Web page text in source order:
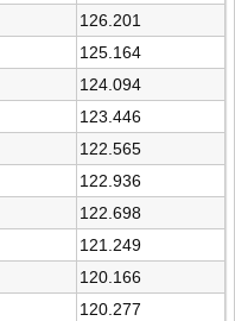
126.201
125.164
124.094
123.446
122.565
122.936
122.698
121.249
120.166
120.277